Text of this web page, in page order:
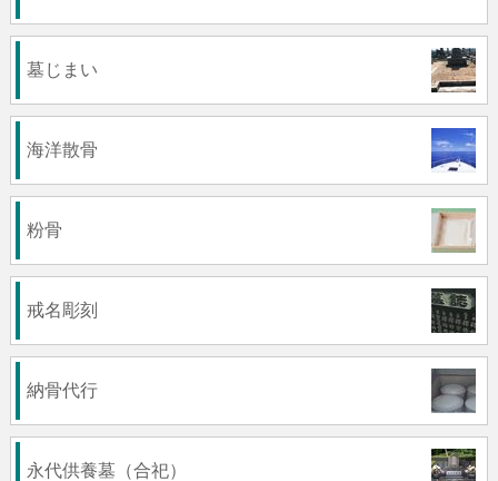
墓じまい
海洋散骨
粉骨
戒名彫刻
納骨代行
永代供養墓（合祀）